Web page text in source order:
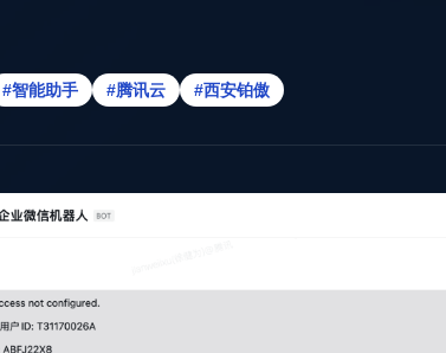
#智能助手 #腾讯云 #西安铂傲